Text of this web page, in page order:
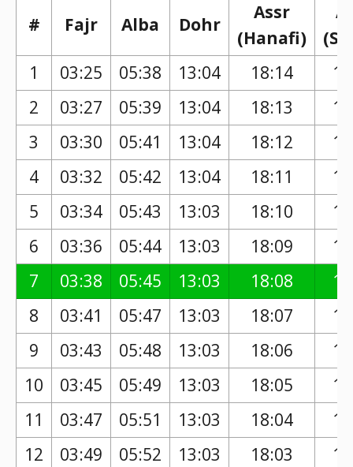
# Fajr Alba Dohr
Assr
(Hanafi)
1
03:25 05:38 13:04 18:14
2
03:27 05:39 13:04 18:13
3
03:30 05:41 13:04 18:12
4
03:32 05:42 13:04 18:11
5
03:34 05:43 13:03 18:10
6
03:36 05:44 13:03 18:09
7
03:38 05:45 13:03 18:08
8
03:41 05:47 13:03 18:07
9
03:43 05:48 13:03 18:06
10
03:45 05:49 13:03 18:05
11
03:47 05:51 13:03 18:04
12
03:49 05:52 13:03 18:03